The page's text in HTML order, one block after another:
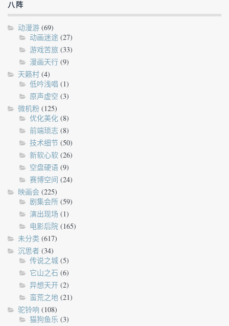
八阵
动漫游 (69)
动画迷途 (27)
游戏苦旅 (33)
漫画天行 (9)
天籁村 (4)
低吟浅唱 (1)
原声虚空 (3)
微机粉 (125)
优化美化 (8)
前端琐志 (8)
技术细节 (50)
新软心软 (26)
空盘硬语 (9)
赛博空间 (24)
映画会 (225)
剧集会所 (59)
演出现场 (1)
电影后院 (165)
未分类 (617)
沉思者 (34)
传说之城 (5)
它山之石 (6)
异想天开 (2)
蛮荒之地 (21)
驼铃响 (108)
猫狗鱼乐 (3)